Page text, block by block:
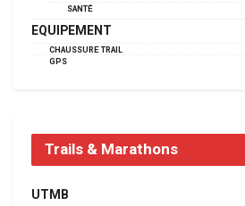
SANTÉ
EQUIPEMENT
CHAUSSURE TRAIL
GPS
Trails & Marathons
UTMB